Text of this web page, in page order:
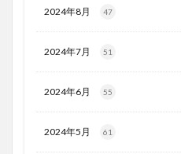
2024年8月 47
2024年7月 51
2024年6月 55
2024年5月 61